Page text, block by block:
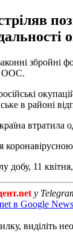
збройні
ООС.
в районі
добу, 11
у
в Google News
виділіть